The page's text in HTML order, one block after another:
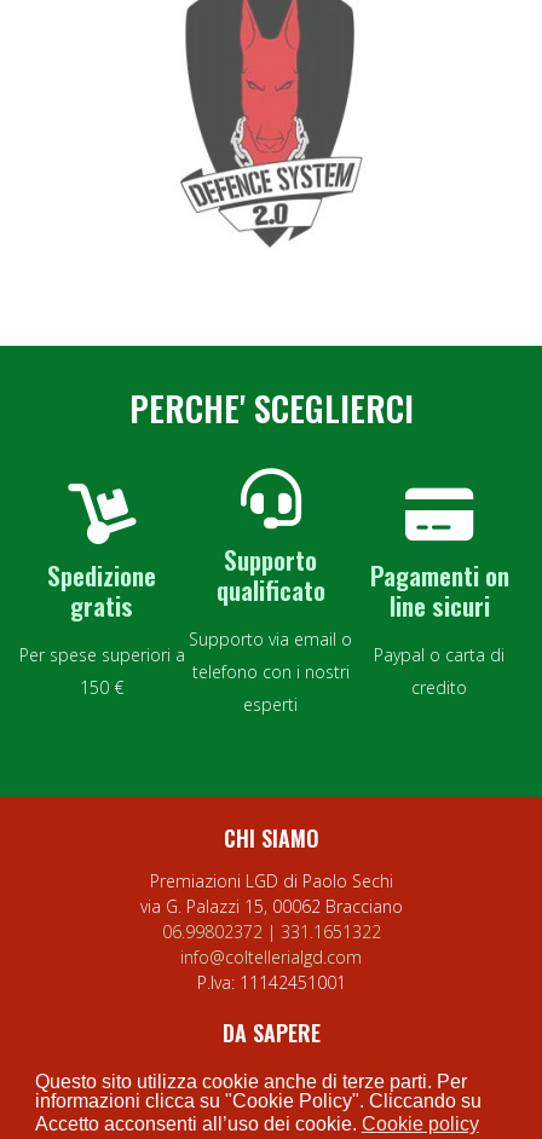
Questo sito utilizza cookie anche di terze parti. Per
informazioni clicca su "Cookie Policy". Cliccando su
Accetto acconsenti all’uso dei cookie. Cookie policy
PERCHE' SCEGLIERCI
Spedizione
gratis
Per spese superiori a
150 €
Supporto
qualificato
Supporto via email o
telefono con i nostri
esperti
Pagamenti on
line sicuri
Paypal o carta di
credito
CHI SIAMO
Premiazioni LGD di Paolo Sechi
via G. Palazzi 15, 00062 Bracciano
06.99802372| 331.1651322
info@coltellerialgd.com
P.Iva: 11142451001
DA SAPERE
Privacy Policy
Cookie Policy
Termini e condizioni